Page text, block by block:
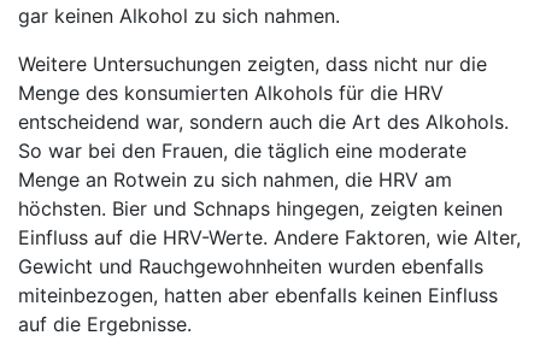
gar keinen Alkohol zu sich nahmen.
Weitere Untersuchungen zeigten, dass nicht nur die
Menge des konsumierten Alkohols für die HRV
entscheidend war, sondern auch die Art des Alkohols.
So war bei den Frauen, die täglich eine moderate
Menge an Rotwein zu sich nahmen, die HRV am
höchsten. Bier und Schnaps hingegen, zeigten keinen
Einfluss auf die HRV-Werte. Andere Faktoren, wie Alter,
Gewicht und Rauchgewohnheiten wurden ebenfalls
miteinbezogen, hatten aber ebenfalls keinen Einfluss
auf die Ergebnisse.